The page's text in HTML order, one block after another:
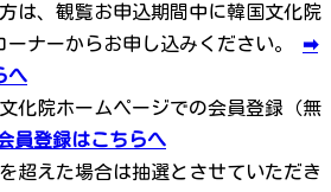
は、観覧お申込期間中に韓国文化院
ーナーからお申し込みください。 ➡
へ
化院ホームページでの会員登録（無
員登録はこちらへ
超えた場合は抽選とさせていただき